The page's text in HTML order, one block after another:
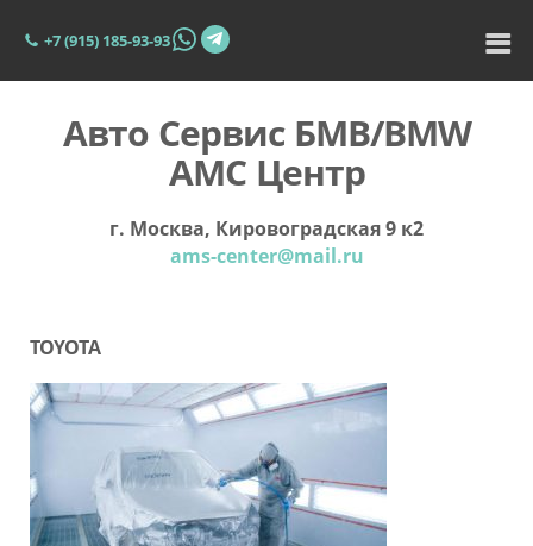
+7 (915) 185-93-93
Авто Сервис БМВ/BMW
АМС Центр
г. Москва, Кировоградская 9 к2
ams-center@mail.ru
TOYOTA